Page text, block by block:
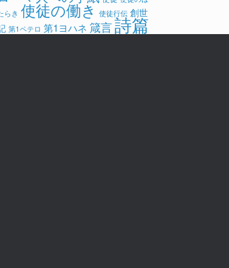
らき 使徒の働き 使徒行伝 創世
第1ペテロ 第1ヨハネ 箴言詩篇